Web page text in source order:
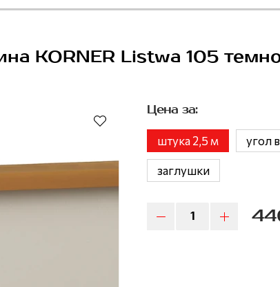
KORNER Listwa 105
Цена за:
штука 2,5 м угол
заглушки